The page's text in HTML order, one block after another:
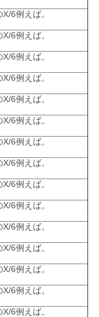
6例えば。
6例えば。
6例えば。
6例えば。
6例えば。
6例えば。
6例えば。
6例えば。
6例えば。
6例えば。
6例えば。
6例えば。
6例えば。
6例えば。
6例えば。